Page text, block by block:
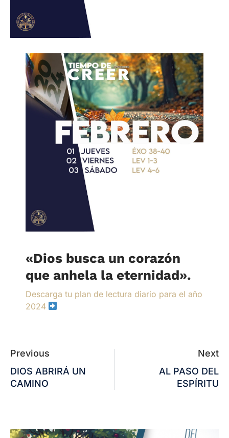
«Dios busca un corazón
que anhela la eternidad».
Descarga tu plan de lectura diario para el año
2024
Previous
DIOS ABRIRÁ UN
CAMINO
Next
AL PASO DEL
ESPÍRITU